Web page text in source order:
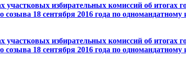
участковых избирательных комиссий об итогах
18 сентября 2016 года по одномандатному
участковых избирательных комиссий об итогах
18 сентября 2016 года по одномандатному